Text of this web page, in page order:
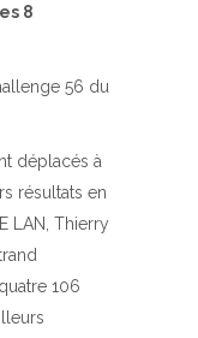
8
56 du
déplacés à
résultats en
LAN, Thierry
106